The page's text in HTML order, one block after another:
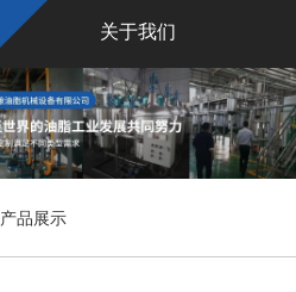
关于我们
产品展示